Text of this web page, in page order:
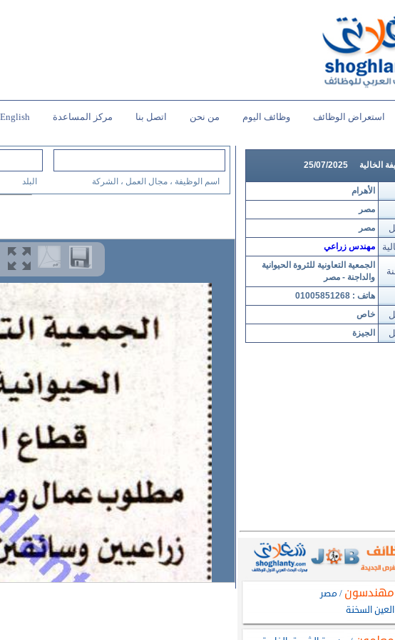
استعراض الوظائف وظائف اليوم من نحن اتصل بنا مركز المساعدة English
الخالية 25/07/2025
الأهرام
مصر
مصر
مهندس زراعي
الجمعية التعاونية للثروة الحيوانية
والداجنة - مصر
هاتف : 01005851268
خاص
الجيزة
اسم الوظيفة ، مجال العمل ، الشركة البلد